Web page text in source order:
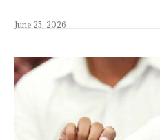
June 25, 2026